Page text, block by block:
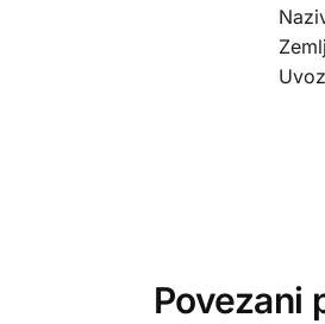
Povezani